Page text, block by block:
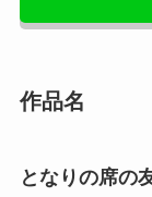
作品名
となりの席の